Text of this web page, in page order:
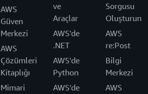
AWS
Güven
Merkezi
AWS
Çözümleri
Kitaplığı
Mimari
ve
Araçlar
AWS'de
.NET
AWS'de
Python
AWS'de
Sorgusu
Oluşturun
AWS
re:Post
Bilgi
Merkezi
AWS